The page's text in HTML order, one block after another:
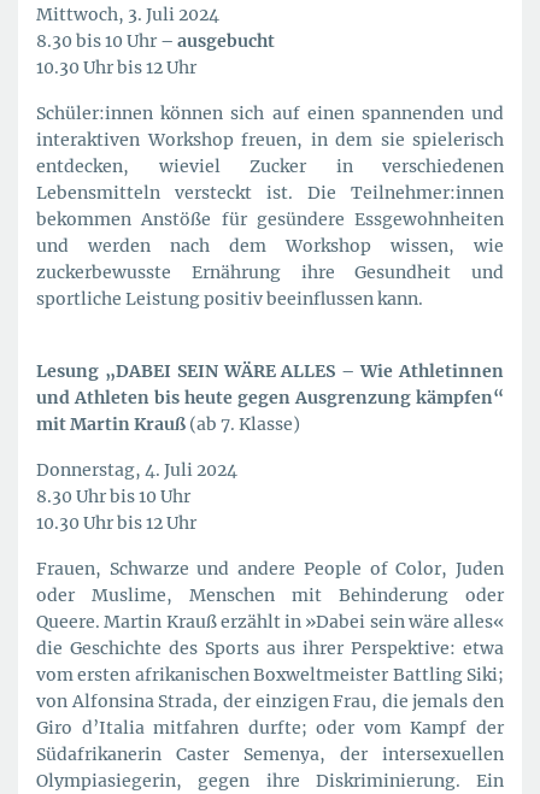
Mittwoch, 3. Juli 2024
8.30 bis 10 Uhr – ausgebucht
10.30 Uhr bis 12 Uhr
Schüler:innen können sich auf einen spannenden und
interaktiven Workshop freuen, in dem sie spielerisch
entdecken, wieviel Zucker in verschiedenen
Lebensmitteln versteckt ist. Die Teilnehmer:innen
bekommen Anstöße für gesündere Essgewohnheiten
und werden nach dem Workshop wissen, wie
zuckerbewusste Ernährung ihre Gesundheit und
sportliche Leistung positiv beeinflussen kann.
Lesung „DABEI SEIN WÄRE ALLES – Wie Athletinnen
und Athleten bis heute gegen Ausgrenzung kämpfen“
mit Martin Krauß (ab 7. Klasse)
Donnerstag, 4. Juli 2024
8.30 Uhr bis 10 Uhr
10.30 Uhr bis 12 Uhr
Frauen, Schwarze und andere People of Color, Juden
oder Muslime, Menschen mit Behinderung oder
Queere. Martin Krauß erzählt in »Dabei sein wäre alles«
die Geschichte des Sports aus ihrer Perspektive: etwa
vom ersten afrikanischen Boxweltmeister Battling Siki;
von Alfonsina Strada, der einzigen Frau, die jemals den
Giro d’Italia mitfahren durfte; oder vom Kampf der
Südafrikanerin Caster Semenya, der intersexuellen
Olympiasiegerin, gegen ihre Diskriminierung. Ein